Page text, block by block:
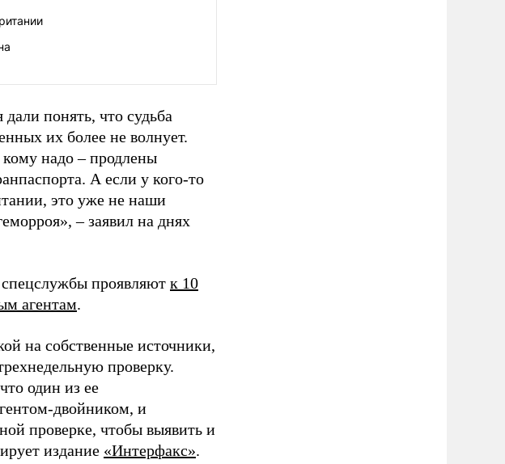
понять, что судьба
их более не волнует.
надо – продлены
А если у кого-то
это уже не наши
–заявил на днях
проявляют к 10
агентам.
на собственные источники,
проверку.
один из ее
двойником, и
проверке, чтобы выявить и
издание «Интерфакс».